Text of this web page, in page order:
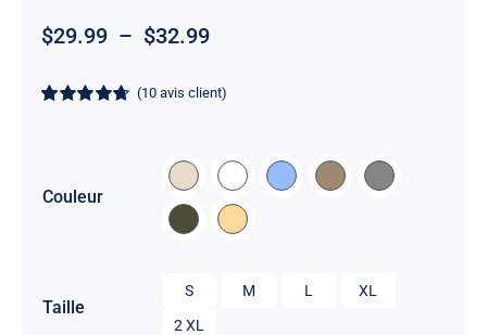
$29.99 – $32.99Plage
prix :
$32.99
(10 avis client)
Couleur
Taille
S M L
XL
2 XL